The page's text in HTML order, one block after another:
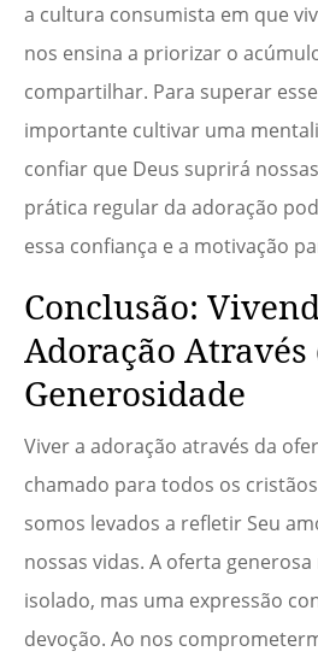
a cultura consumista em que
nos ensina a priorizar o
compartilhar. Para superar
importante cultivar uma
confiar que Deus suprirá
prática regular da adoração
essa confiança e a motivação
Conclusão:
Adoração Através
Generosidade
Viver a adoração através da
chamado para todos os
somos levados a refletir Seu
nossas vidas. A oferta
isolado, mas uma expressão
devoção. Ao nos